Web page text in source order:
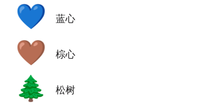
💙 蓝心
🤎 棕心
🌲 松树